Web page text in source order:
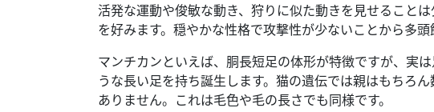
活発な運動や俊敏な動き、狩りに似た動きを見せること
を好みます。穏やかな性格で攻撃性が少ないことから多
マンチカンといえば、胴長短足の体形が特徴ですが、実
うな長い足を持ち誕生します。猫の遺伝では親はもちろ
ありません。これは毛色や毛の長さでも同様です。